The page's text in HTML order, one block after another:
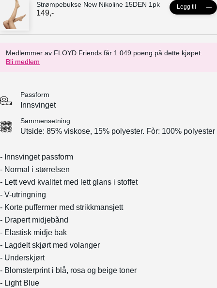
Medlemmer av FLOYD Friends får 1 049 poeng på dette kjøpet.
Bli medlem
Strømpebukse New Nikoline 15DEN 1pk
149,-
Legg til
Passform
Innsvinget
Sammensetning
Utside: 85% viskose, 15% polyester. Fòr: 100% polyester
- Innsvinget passform
- Normal i størrelsen
- Lett vevd kvalitet med lett glans i stoffet
- V-utringning
- Korte puffermer med strikkmansjett
- Drapert midjebånd
- Elastisk midje bak
- Lagdelt skjørt med volanger
- Underskjørt
- Blomsterprint i blå, rosa og beige toner
- Light Blue